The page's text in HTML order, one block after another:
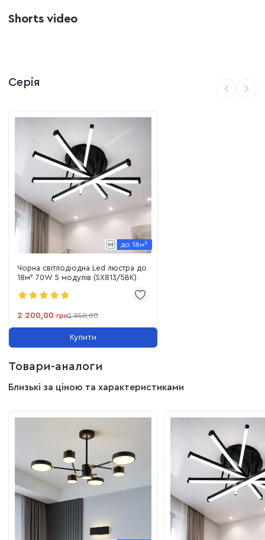
допоможе комфортно зібратися перед виходом.
Переваги моделі:
Економічність:
LED-технологія дозволяє отримувати
якісний блок живлення та надійні
світлодіоди розраховані на тривалу безперебійну
роботу.
Легкий монтаж: стандартна система кріплення
дозволяє швидко встановити люстру без спеціальних
інструментів.
Shorts video
Серія
Чорна світлодіодна Led люстра до
18м² 70W 5 модулів (SX813/5BK)
2 200,00 грн2 950,00
Купити
Товари-аналоги
Близькі за ціною та характеристиками